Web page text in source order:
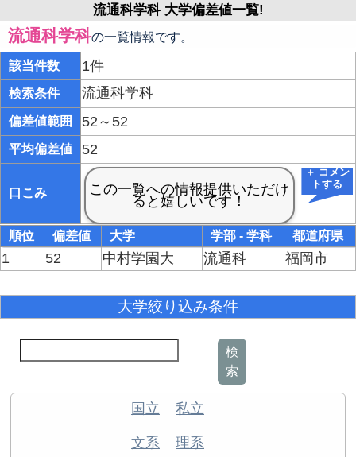
流通科学科 大学偏差値一覧!
流通科学科の一覧情報です。
該当件数 1件
検索条件 流通科学科
偏差値範囲 52～52
平均偏差値 52
口こみ
＋ コメン
トする
順位 偏差値 大学 学部 - 学科 都道府県
1 52 中村学園大 流通科 福岡市
大学絞り込み条件
検
索
国立 私立
文系 理系